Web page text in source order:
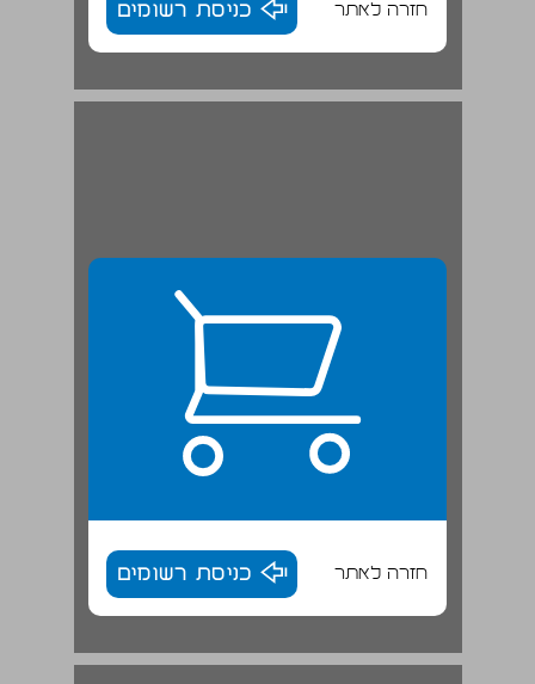
חזרה לאתר כניסת רשומים
חזרה לאתר כניסת רשומים